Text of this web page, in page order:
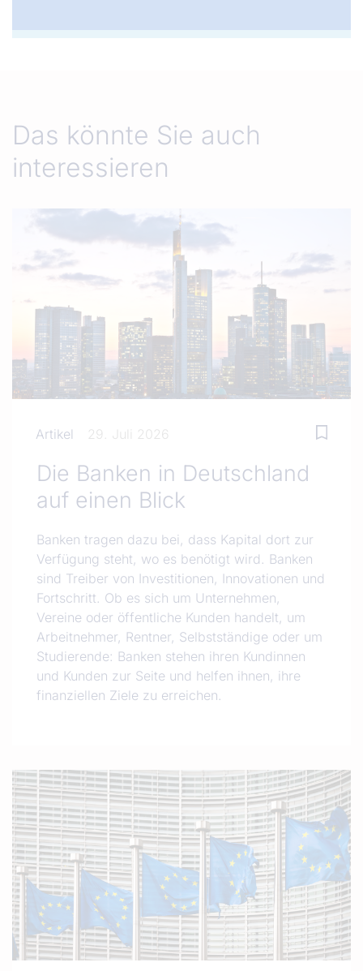
Das könnte Sie auch
interessieren
Artikel 29. Juli 2026
Die Banken in Deutschland
auf einen Blick
Banken tragen dazu bei, dass Kapital dort zur
Verfügung steht, wo es benötigt wird. Banken
sind Treiber von Investitionen, Innovationen und
Fortschritt. Ob es sich um Unternehmen,
Vereine oder öffentliche Kunden handelt, um
Arbeitnehmer, Rentner, Selbstständige oder um
Studierende: Banken stehen ihren Kundinnen
und Kunden zur Seite und helfen ihnen, ihre
finanziellen Ziele zu erreichen.